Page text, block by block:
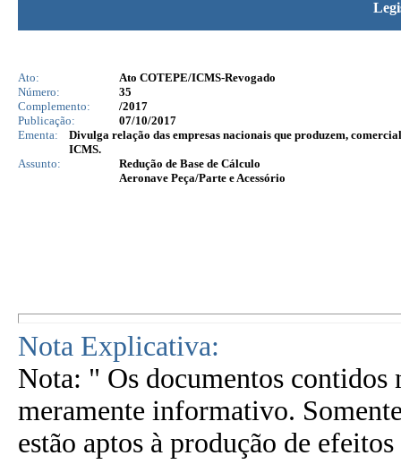
Ato:
Ato COTEPE/ICMS-Revogado
Número:
35
Complemento:
/2017
Publicação:
07/10/2017
Ementa:
Divulga relação das empresas nacionais que produzem,
ICMS.
Assunto:
Redução de Base de Cálculo
Aeronave Peça/Parte e Acessório
Nota Explicativa:
Nota: " Os documentos contidos
meramente informativo.
estão aptos à produção de